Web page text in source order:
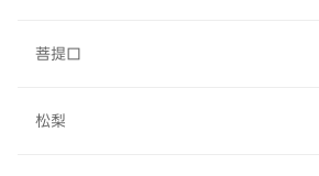
菩提口
松梨